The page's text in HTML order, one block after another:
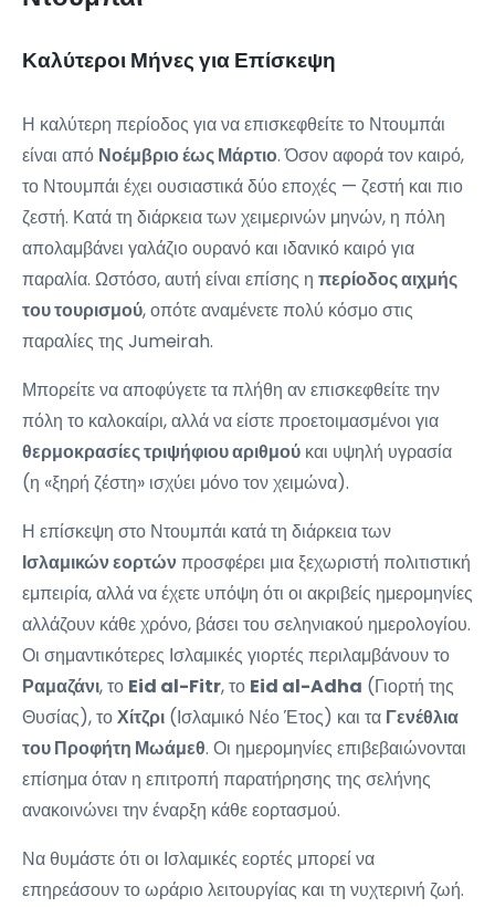
Καλύτεροι Μήνες για Επίσκεψη
Η καλύτερη περίοδος για να επισκεφθείτε το Ντουμπάι
είναι από Νοέμβριο έως Μάρτιο. Όσον αφορά τον καιρό,
το Ντουμπάι έχει ουσιαστικά δύο εποχές — ζεστή και πιο
ζεστή. Κατά τη διάρκεια των χειμερινών μηνών, η πόλη
απολαμβάνει γαλάζιο ουρανό και ιδανικό καιρό για
παραλία. Ωστόσο, αυτή είναι επίσης η περίοδος αιχμής
του τουρισμού, οπότε αναμένετε πολύ κόσμο στις
παραλίες της Jumeirah.
Μπορείτε να αποφύγετε τα πλήθη αν επισκεφθείτε την
πόλη το καλοκαίρι, αλλά να είστε προετοιμασμένοι για
θερμοκρασίες τριψήφιου αριθμού και υψηλή υγρασία
(η «ξηρή ζέστη» ισχύει μόνο τον χειμώνα).
Η επίσκεψη στο Ντουμπάι κατά τη διάρκεια των
Ισλαμικών εορτώνπροσφέρει μια ξεχωριστή πολιτιστική
εμπειρία, αλλά να έχετε υπόψη ότι οι ακριβείς ημερομηνίες
αλλάζουν κάθε χρόνο, βάσει του σεληνιακού ημερολογίου.
Οι σημαντικότερες Ισλαμικές γιορτές περιλαμβάνουν το
Ραμαζάνι, το Eid al-Fitr, το Eid al-Adha (Γιορτή της
Θυσίας), τοΧίτζρι (Ισλαμικό Νέο Έτος) και τα Γενέθλια
του Προφήτη Μωάμεθ. Οι ημερομηνίες επιβεβαιώνονται
επίσημα όταν η επιτροπή παρατήρησης της σελήνης
ανακοινώνει την έναρξη κάθε εορτασμού.
Να θυμάστε ότι οι Ισλαμικές εορτές μπορεί να
επηρεάσουν το ωράριο λειτουργίας και τη νυχτερινή ζωή.